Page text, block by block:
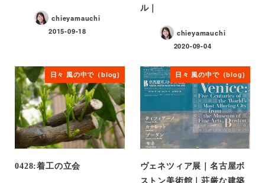
chieyamauchi
2015-09-18
ル｜
chieyamauchi
2020-09-04
日々 風の中で（blog)
0428:着工の立会
日々 風の中で（blog)
ヴェネツィア展｜名古屋ボ
ストン美術館｜荘厳な建築